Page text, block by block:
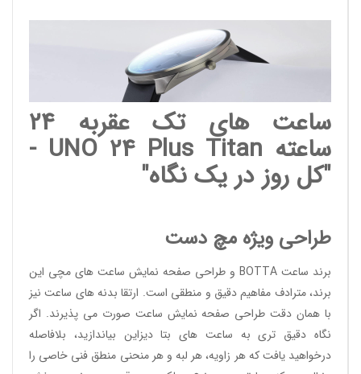
ساعت های تک عقربه 24
ساعته UNO 24 Plus Titan -
"کل روز در یک نگاه"
طراحی ویژه مچ دست
برند ساعت BOTTA و طراحی صفحه نمایش ساعت های مچی این
برند، مترادف مفاهیم دقیق و منطقی است. ارتقا بدنه های ساعت نیز
با همان دقت طراحی صفحه نمایش ساعت صورت می پذیرند. اگر
نگاه دقیق تری به ساعت های بتا دیزاین بیاندازید، بلافاصله
درخواهید یافت که هر زاویه، هر لبه و هر منحنی منطق فنی خاصی را